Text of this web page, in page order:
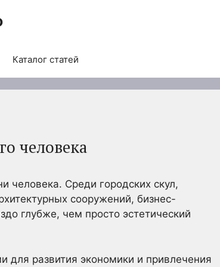
Каталог статей
человека
человека. Среди городских скул,
сооружений, бизнес-
глубже, чем просто эстетический
для развития экономики и привлечения